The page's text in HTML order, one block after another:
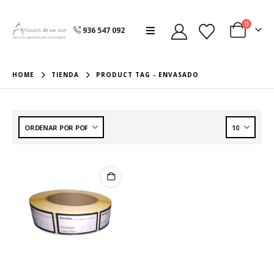
936 547 092
0
HOME TIENDA PRODUCT TAG - ENVASADO